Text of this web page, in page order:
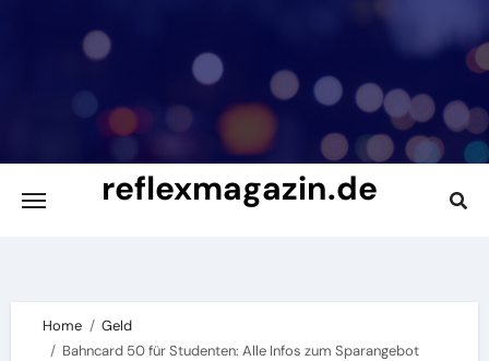
reflexmagazin.de
Home
Geld
Bahncard 50 für Studenten: Alle Infos zum Sparangebot